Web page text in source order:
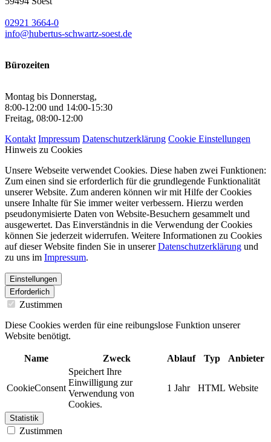
02921 3664-0
info@hubertus-schwartz-soest.de
Bürozeiten
Montag bis Donnerstag,
8:00-12:00 und 14:00-15:30
Freitag, 08:00-12:00
Kontakt Impressum Datenschutzerklärung Cookie Einstellungen
Hinweis zu Cookies
Unsere Webseite verwendet Cookies. Diese haben zwei Funktionen:
Zum einen sind sie erforderlich für die grundlegende Funktionalität
unserer Website. Zum anderen können wir mit Hilfe der Cookies
unsere Inhalte für Sie immer weiter verbessern. Hierzu werden
pseudonymisierte Daten von Website-Besuchern gesammelt und
ausgewertet. Das Einverständnis in die Verwendung der Cookies
können Sie jederzeit widerrufen. Weitere Informationen zu Cookies
auf dieser Website finden Sie in unsererDatenschutzerklärung und
zu uns im Impressum.
Einstellungen
Erforderlich
Zustimmen
Diese Cookies werden für eine reibungslose Funktion unserer
Website benötigt.
Name Zweck Ablauf Typ Anbieter
CookieConsent
Speichert Ihre
Einwilligung zur
Verwendung von
Cookies.
1 Jahr HTML Website
Statistik
Zustimmen